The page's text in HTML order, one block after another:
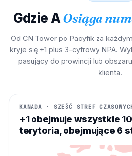
Gdzie AOsiąga
Od CN Tower po Pacyfik za
kryje się +1 plus 3-cyfrowy NPA.
pasujący do prowincji lub
klienta.
KANADA · SZEŚĆ STREF
+1 obejmuje wszystkie
terytoria, obejmujące 6